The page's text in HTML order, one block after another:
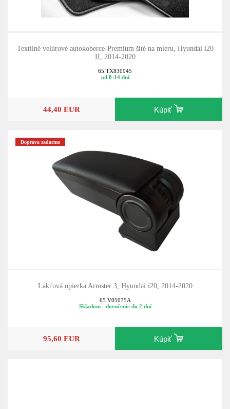
Textilné velúrové autokoberce-Premium šité na mieru, Hyundai i20
II, 2014-2020
65.TX830945
od 8-14 dní
44,40 EUR Kúpiť
Doprava zadarmo
Lakťová opierka Armster 3, Hyundai i20, 2014-2020
65.V05075A
Skladom - doručenie do 2 dní
95,60 EUR Kúpiť